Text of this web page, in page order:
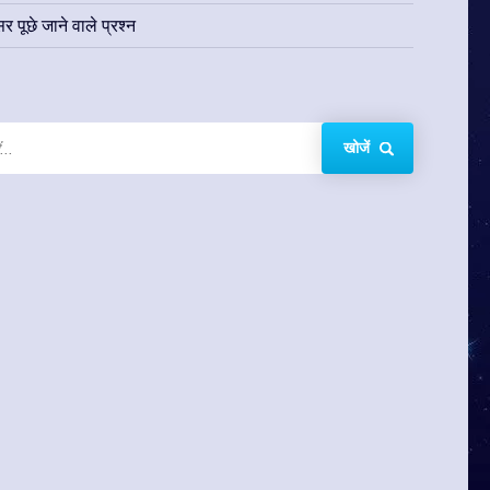
पूछे जाने वाले प्रश्न
खोजें